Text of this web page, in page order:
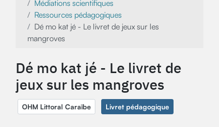
Médiations scientifiques
Ressources pédagogiques
Dé mo kat jé - Le livret de jeux sur les
mangroves
Dé mo kat jé - Le livret de
jeux sur les mangroves
OHM Littoral Caraïbe Livret pédagogique